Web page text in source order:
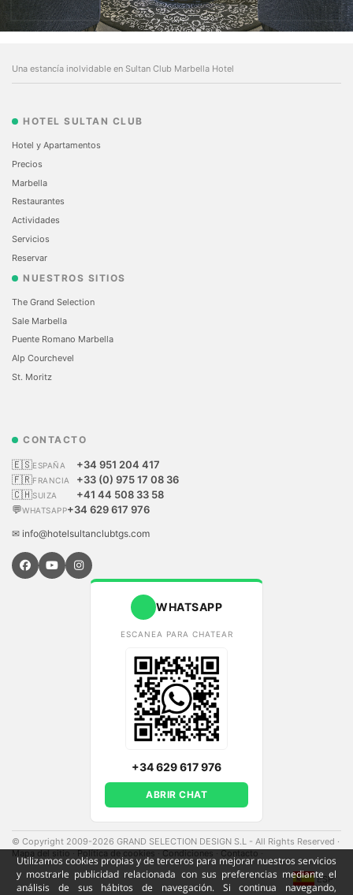
Utilizamos cookies propias y de terceros para mejorar nuestros servicios
y mostrarle publicidad relacionada con sus preferencias mediante el
análisis de sus hábitos de navegación. Si continua navegando,
Una estancía inolvidable en Sultan Club Marbella Hotel
HOTEL SULTAN CLUB
Hotel y Apartamentos
Precios
Marbella
Restaurantes
Actividades
Servicios
Reservar
NUESTROS SITIOS
The Grand Selection
Sale Marbella
Puente Romano Marbella
Alp Courchevel
St. Moritz
CONTACTO
🇪🇸ESPAÑA
+34 951 204 417
🇫🇷FRANCIA
+33 (0) 975 17 08 36
🇨🇭SUIZA
+41 44 508 33 58
💬WHATSAPP+34 629 617 976
✉ info@hotelsultanclubtgs.com
WHATSAPP
ESCANEA PARA CHATEAR
+34 629 617 976
ABRIR CHAT
© Copyright 2009-2026 GRAND SELECTION DESIGN S.L - All Rights Reserved ·
Mapa del sitio·Política de cookies·Condiciones·Contacto·
ESP